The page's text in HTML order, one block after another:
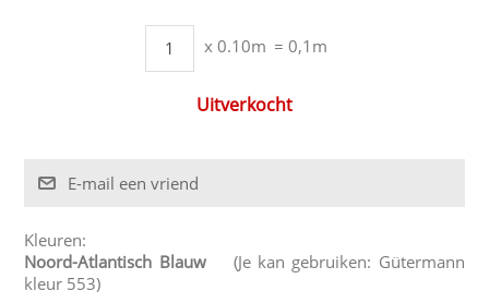
x 0.10m = 0,1m
Uitverkocht
Kleuren:
Noord-Atlantisch Blauw(Je kan gebruiken: Gütermann
kleur 553)